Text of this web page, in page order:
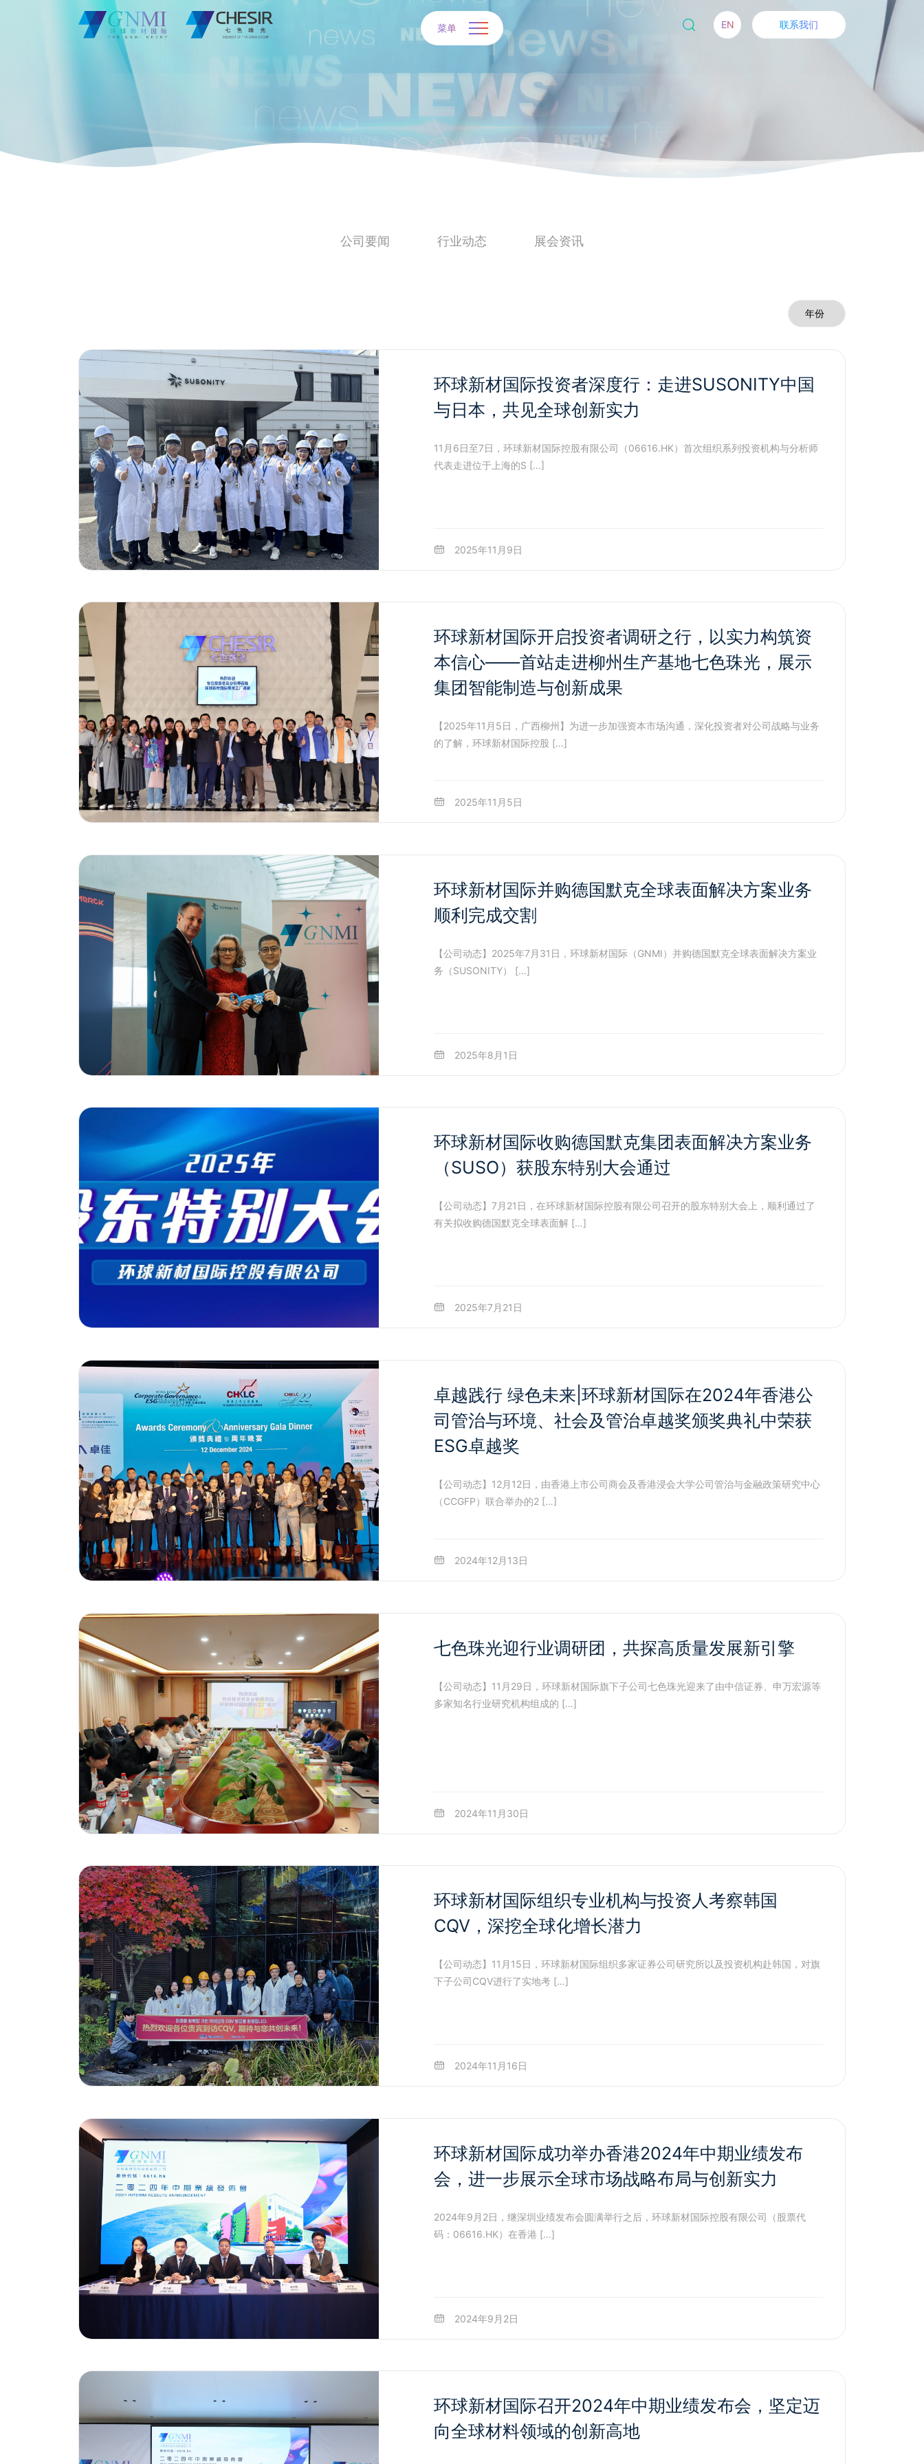
EN 联系我们
菜单
公司要闻 行业动态 展会资讯
环球新材国际投资者深度行：走进SUSONITY中国
与日本，共见全球创新实力
11月6日至7日，环球新材国际控股有限公司（06616.HK）首次组织系列投资机构与分析师
代表走进位于上海的S […]
2025年11月9日
环球新材国际开启投资者调研之行，以实力构筑资
本信心——首站走进柳州生产基地七色珠光，展示
集团智能制造与创新成果
【2025年11月5日，广西柳州】为进一步加强资本市场沟通，深化投资者对公司战略与业务
的了解，环球新材国际控股 […]
2025年11月5日
环球新材国际并购德国默克全球表面解决方案业务
顺利完成交割
【公司动态】2025年7月31日，环球新材国际（GNMI）并购德国默克全球表面解决方案业
务（SUSONITY） […]
2025年8月1日
环球新材国际收购德国默克集团表面解决方案业务
（SUSO）获股东特别大会通过
【公司动态】7月21日，在环球新材国际控股有限公司召开的股东特别大会上，顺利通过了
有关拟收购德国默克全球表面解 […]
2025年7月21日
卓越践行 绿色未来|环球新材国际在2024年香港公
司管治与环境、社会及管治卓越奖颁奖典礼中荣获
ESG卓越奖
【公司动态】12月12日，由香港上市公司商会及香港浸会大学公司管治与金融政策研究中心
（CCGFP）联合举办的2 […]
2024年12月13日
七色珠光迎行业调研团，共探高质量发展新引擎
【公司动态】11月29日，环球新材国际旗下子公司七色珠光迎来了由中信证券、申万宏源等
多家知名行业研究机构组成的 […]
2024年11月30日
环球新材国际组织专业机构与投资人考察韩国
CQV，深挖全球化增长潜力
【公司动态】11月15日，环球新材国际组织多家证券公司研究所以及投资机构赴韩国，对旗
下子公司CQV进行了实地考 […]
2024年11月16日
环球新材国际成功举办香港2024年中期业绩发布
会，进一步展示全球市场战略布局与创新实力
2024年9月2日，继深圳业绩发布会圆满举行之后，环球新材国际控股有限公司（股票代
码：06616.HK）在香港 […]
2024年9月2日
环球新材国际召开2024年中期业绩发布会，坚定迈
向全球材料领域的创新高地